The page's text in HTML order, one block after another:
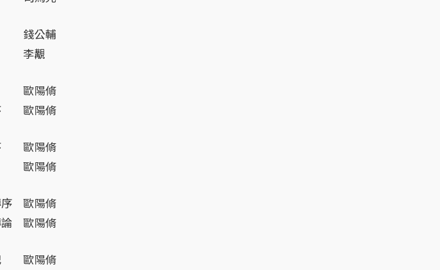
公輔
李覯
陽脩
歐陽脩
歐陽脩
歐陽脩
序 歐陽脩
論 歐陽脩
歐陽脩